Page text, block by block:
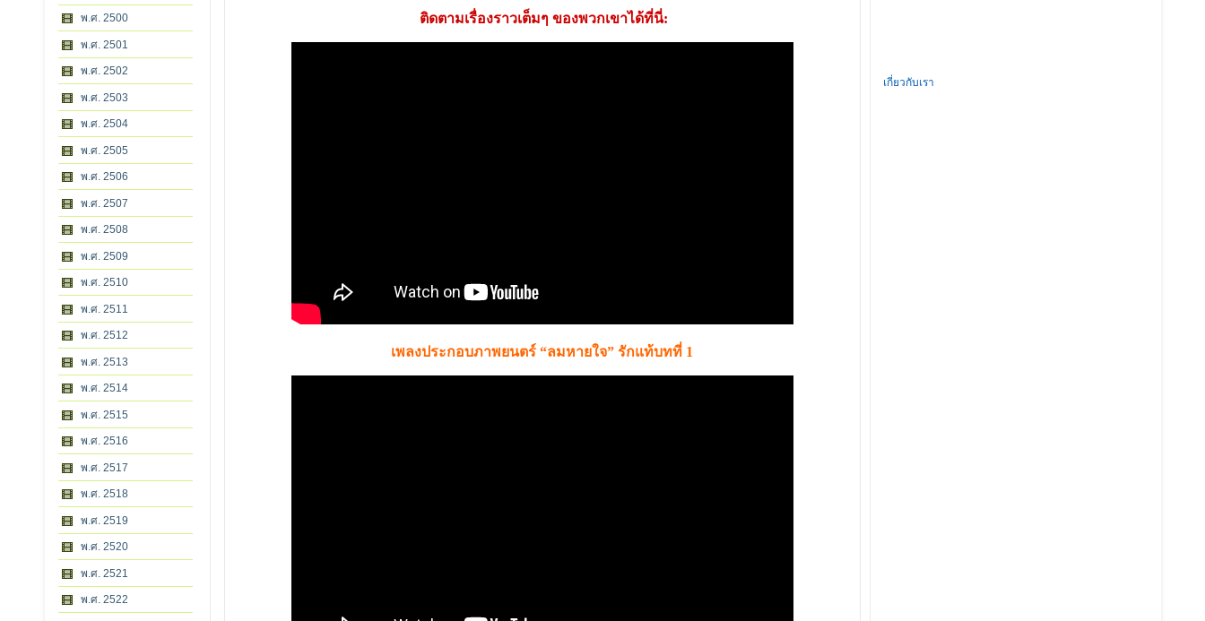
พ.ศ. 2500
พ.ศ. 2501
พ.ศ. 2502
พ.ศ. 2503
พ.ศ. 2504
พ.ศ. 2505
พ.ศ. 2506
พ.ศ. 2507
พ.ศ. 2508
พ.ศ. 2509
พ.ศ. 2510
พ.ศ. 2511
พ.ศ. 2512
พ.ศ. 2513
พ.ศ. 2514
พ.ศ. 2515
พ.ศ. 2516
พ.ศ. 2517
พ.ศ. 2518
พ.ศ. 2519
พ.ศ. 2520
พ.ศ. 2521
พ.ศ. 2522
ติดตามเรื่องราวเต็มๆ ของพวกเขาได้ที่นี่:
เพลงประกอบภาพยนตร์ “ลมหายใจ” รักแท้บทที่ 1
เกี่ยวกับเรา